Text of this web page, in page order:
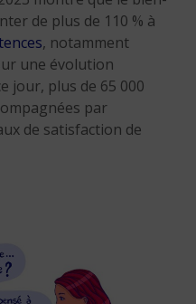
de plus de 110 % à
, notamment
une évolution
jour, plus de 65 000
par
de satisfaction de